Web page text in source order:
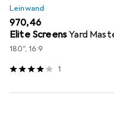
Leinwand
EUR
970,46
Elite ScreensYard
180", 16:9
1